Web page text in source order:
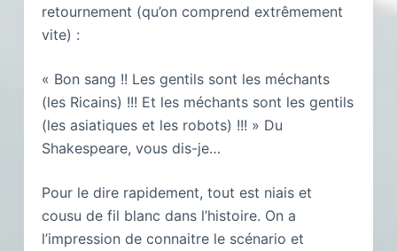
retournement (qu’on comprend extrêmement
vite) :
« Bon sang !! Les gentils sont les méchants
(les Ricains) !!! Et les méchants sont les gentils
(les asiatiques et les robots) !!! » Du
Shakespeare, vous dis-je…
Pour le dire rapidement, tout est niais et
cousu de fil blanc dans l’histoire. On a
l’impression de connaitre le scénario et